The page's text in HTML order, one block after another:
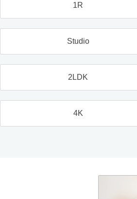
1R
Studio
2LDK
4K